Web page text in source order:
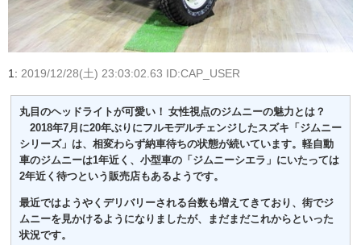
1: 2019/12/28(土) 23:03:02.63 ID:CAP_USER
丸目のヘッドライトが可愛い！ 女性視点のジムニーの魅力とは？
2018年7月に20年ぶりにフルモデルチェンジしたスズキ「ジムニー
シリーズ」は、相変わらず納車待ちの状態が続いています。軽自動
車のジムニーは1年近く、小型車の「ジムニーシエラ」にいたっては
2年近く待つという販売店もあるようです。
最近ではようやくデリバリーされる台数も増えてきており、街でジ
ムニーを見かけるようになりましたが、まだまだこれからといった
状況です。